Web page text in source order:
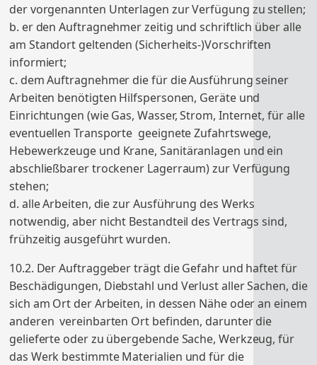
der vorgenannten Unterlagen zur Verfügung zu stellen;
b. er den Auftragnehmer zeitig und schriftlich über alle
am Standort geltenden (Sicherheits-)Vorschriften
informiert;
c. dem Auftragnehmer die für die Ausführung seiner
Arbeiten benötigten Hilfspersonen, Geräte und
Einrichtungen (wie Gas, Wasser, Strom, Internet, für alle
eventuellen Transporte geeignete Zufahrtswege,
Hebewerkzeuge und Krane, Sanitäranlagen und ein
abschließbarer trockener Lagerraum) zur Verfügung
stehen;
d. alle Arbeiten, die zur Ausführung des Werks
notwendig, aber nicht Bestandteil des Vertrags sind,
frühzeitig ausgeführt wurden.
10.2. Der Auftraggeber trägt die Gefahr und haftet für
Beschädigungen, Diebstahl und Verlust aller Sachen, die
sich am Ort der Arbeiten, in dessen Nähe oder an einem
anderen vereinbarten Ort befinden, darunter die
gelieferte oder zu übergebende Sache, Werkzeug, für
das Werk bestimmte Materialien und für die